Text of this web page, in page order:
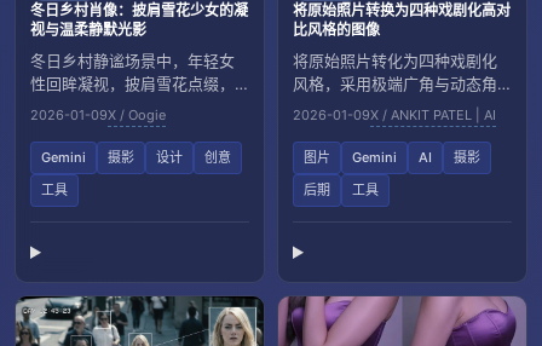
冬日乡村肖像：披肩雪花少女的凝
视与温柔静默光影
冬日乡村静谧场景中，年轻女
性回眸凝视，披肩雪花点缀，
呈现自然质感与温暖对比。画
面采用柔和漫射光与浅景深，
呈现电影质感。
2026-01-09X / Oogie
Gemini 摄影 设计
创意
工具
将原始照片转换为四种戏剧化高对
比风格的图像
将原始照片转化为四种戏剧化
风格，采用极端广角与动态角
度，呈现电影级灯光、高清对
比与细腻纹理的超真实画面。
2026-01-09X / ANKIT PATEL | AI
图片 Gemini AI
摄影
后期
工具